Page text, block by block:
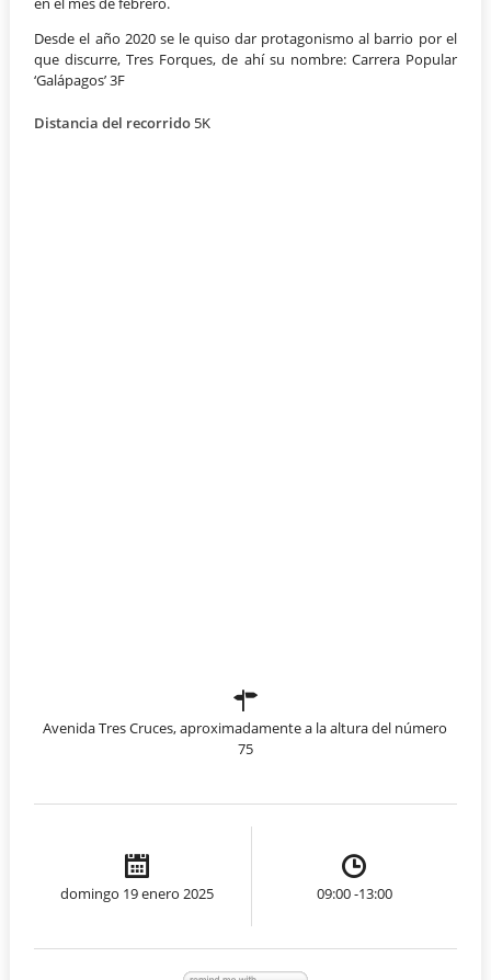
Desde el año 2020 se le quiso dar protagonismo al barrio por el
que discurre, Tres Forques, de ahí su nombre: Carrera Popular
‘Galápagos’ 3F
Distancia del recorrido 5K
Avenida Tres Cruces, aproximadamente a la altura del número
75
domingo 19 enero 2025 09:00 -13:00